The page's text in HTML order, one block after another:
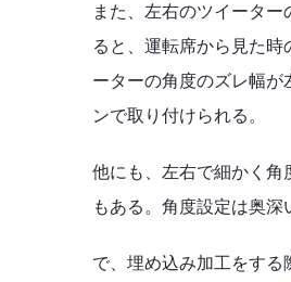
また、左右のツイータ
ると、運転席から見た
ーターの角度のズレ幅が
ンで取り付けられる。
他にも、左右で細かく角
もある。角度設定は奥深
で、埋め込み加工をする